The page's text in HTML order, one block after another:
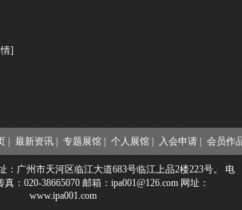
]
| 最新资讯 | 专题展馆 | 个人展馆 | 入会申请 | 会员作
：广州市天河区临江大道683号临江上品2楼223号。 电
：020-38665070 邮箱：ipa001@126.com 网址：
www.ipa001.com